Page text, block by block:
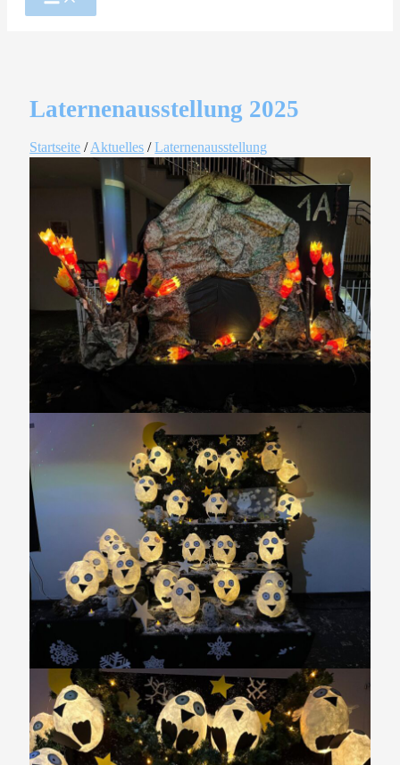
Laternenausstellung 2025
Startseite /Aktuelles /Laternenausstellung